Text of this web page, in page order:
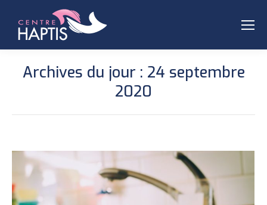
Archives du jour : 24 septembre
2020